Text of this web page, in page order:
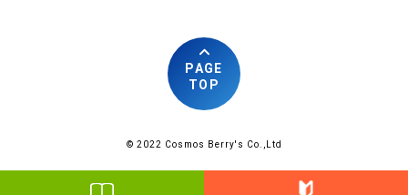
© 2022 Cosmos Berry's Co.,Ltd
PAGE
TOP